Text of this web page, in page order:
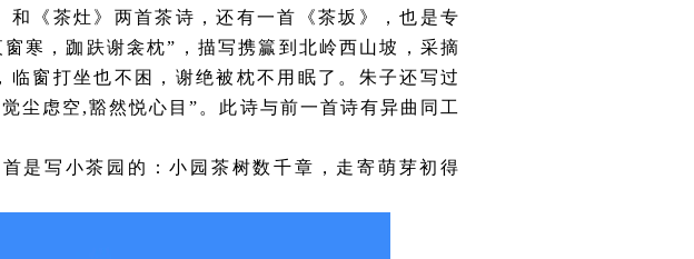
《茶灶》两首茶诗，还有一首《茶坂》，也是专
寒，跏趺谢衾枕”，描写携籯到北岭西山坡，采摘
窗打坐也不困，谢绝被枕不用眠了。朱子还写过
尘虑空,豁然悦心目”。此诗与前一首诗有异曲同工
是写小茶园的：小园茶树数千章，走寄萌芽初得